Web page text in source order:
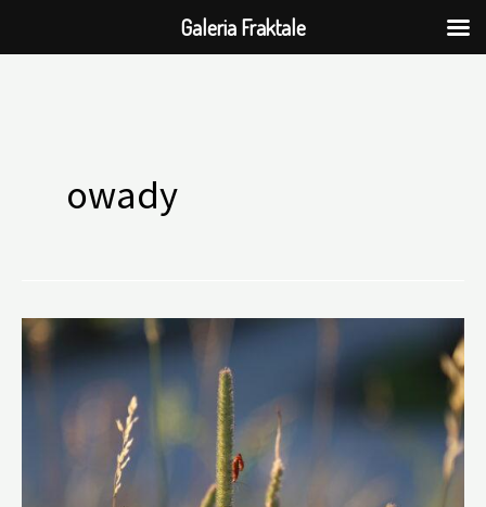
owady
Galeria Fraktale